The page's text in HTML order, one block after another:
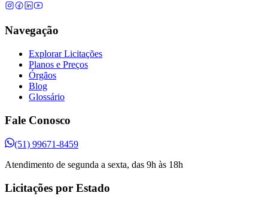
Navegação
Explorar Licitações
Planos e Preços
Órgãos
Blog
Glossário
Fale Conosco
(51) 99671-8459
Atendimento de segunda a sexta, das 9h às 18h
Licitações por Estado